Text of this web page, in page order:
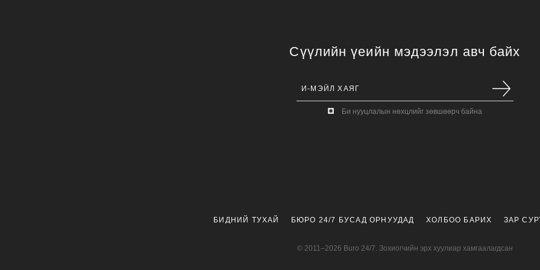
Сүүлийн үеийн мэдээлэл авч байх
Би нууцлалын нөхцлийг зөвшөөрч байна
БИДНИЙ ТУХАЙ БЮРО 24/7 БУСАД ОРНУУДАД ХОЛБОО БАРИХ ЗАР
© 2011–2026 Buro 24/7. Зохиогчийн эрх хуулиар хамгаалагдсан